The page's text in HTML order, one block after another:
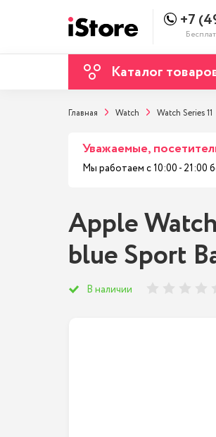
+7
Каталог
Главная Watch Watch Series 11
Уважаемые,
Мы работаем с 10:00 - 21:00
Apple
blue Sport
В наличии